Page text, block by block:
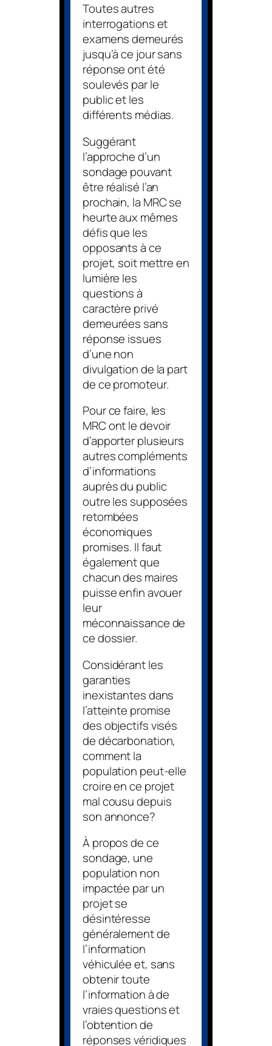
Toutes autres
interrogations et
examens demeurés
jusqu’à ce jour sans
réponse ont été
soulevés par le
public et les
différents médias.
Suggérant
l’approche d’un
sondage pouvant
être réalisé l’an
prochain, la MRC se
heurte aux mêmes
défis que les
opposants à ce
projet, soit mettre en
lumière les
questions à
caractère privé
demeurées sans
réponse issues
d’une non
divulgation de la part
de ce promoteur.
Pour ce faire, les
MRC ont le devoir
d’apporter plusieurs
autres compléments
d’informations
auprès du public
outre les supposées
retombées
économiques
promises. Il faut
également que
chacun des maires
puisse enfin avouer
leur
méconnaissance de
ce dossier.
Considérant les
garanties
inexistantes dans
l’atteinte promise
des objectifs visés
de décarbonation,
comment la
population peut-elle
croire en ce projet
mal cousu depuis
son annonce?
À propos de ce
sondage, une
population non
impactée par un
projet se
désintéresse
généralement de
l’information
véhiculée et, sans
obtenir toute
l’information à de
vraies questions et
l’obtention de
réponses véridiques